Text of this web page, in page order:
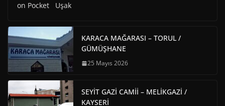
on Pocket Uşak
KARACA MAĞARASI – TORUL /
GÜMÜŞHANE
25 Mayıs 2026
SEYİT GAZİ CAMİİ – MELİKGAZİ /
KAYSERİ